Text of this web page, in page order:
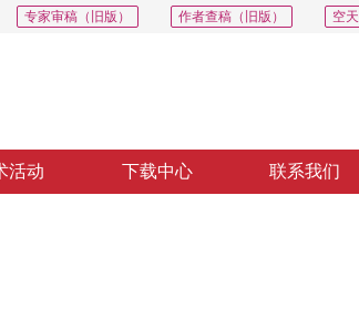
空
作者查稿（旧版）
专家审稿（旧版）
活动 下载中心 联系我们